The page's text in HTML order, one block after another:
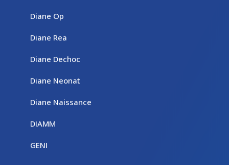
Diane Op
Diane Rea
Diane Dechoc
Diane Neonat
Diane Naissance
DIAMM
GENI